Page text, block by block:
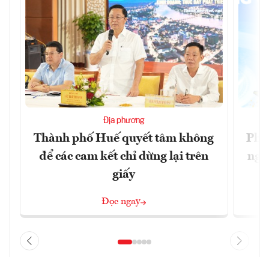
Địa phương
Thành phố Huế quyết tâm không
để các cam kết chỉ dừng lại trên
giấy
Đọc ngay